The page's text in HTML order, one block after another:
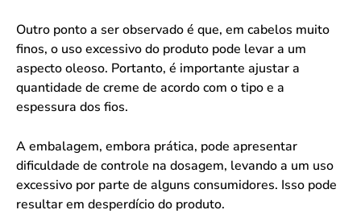
Outro ponto a ser observado é que, em cabelos muito
finos, o uso excessivo do produto pode levar a um
aspecto oleoso. Portanto, é importante ajustar a
quantidade de creme de acordo com o tipo e a
espessura dos fios.
A embalagem, embora prática, pode apresentar
dificuldade de controle na dosagem, levando a um uso
excessivo por parte de alguns consumidores. Isso pode
resultar em desperdício do produto.